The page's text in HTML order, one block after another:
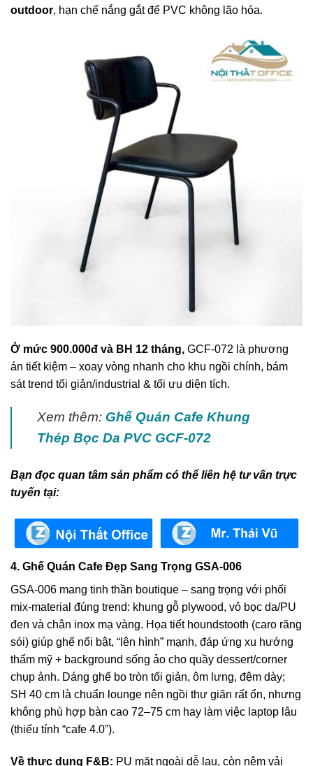
outdoor, hạn chế nắng gắt để PVC không lão hóa.
Ở mức 900.000đ và BH 12 tháng, GCF-072 là phương
án tiết kiệm – xoay vòng nhanh cho khu ngồi chính, bám
sát trend tối giản/industrial & tối ưu diện tích.
Xem thêm: Ghế Quán Cafe Khung
Thép Bọc Da PVC GCF-072
Bạn đọc quan tâm sản phẩm có thể liên hệ tư vấn trực
tuyến tại:
4. Ghế Quán Cafe Đẹp Sang Trọng GSA-006
GSA-006 mang tinh thần boutique – sang trọng với phối
mix-material đúng trend: khung gỗ plywood, vỏ bọc da/PU
đen và chân inox mạ vàng. Họa tiết houndstooth (caro răng
sói) giúp ghế nổi bật, “lên hình” mạnh, đáp ứng xu hướng
thẩm mỹ + background sống ảo cho quầy dessert/corner
chụp ảnh. Dáng ghế bo tròn tối giản, ôm lưng, đệm dày;
SH 40 cm là chuẩn lounge nên ngồi thư giãn rất ổn, nhưng
không phù hợp bàn cao 72–75 cm hay làm việc laptop lâu
(thiếu tính “cafe 4.0”).
Về thực dụng F&B: PU mặt ngoài dễ lau, còn nệm vải